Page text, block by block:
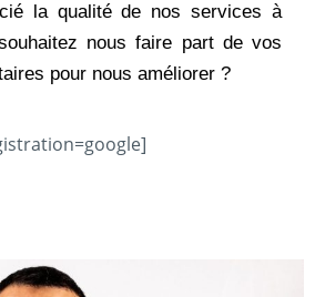
la qualité de nos services à
nous faire part de vos
pour nous améliorer ?